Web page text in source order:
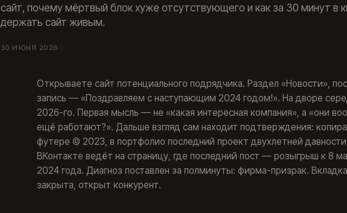
сайт, почему мёртвый блок хуже отсутствующего и как за 30 минут в
держать сайт живым.
30 ИЮНЯ 2026
Открываете сайт потенциального подрядчика. Раздел «Новости»,
запись — «Поздравляем с наступающим 2024 годом!». На дворе
2026-го. Первая мысль — не «какая интересная компания», а «они
ещё работают?». Дальше взгляд сам находит подтверждения:
футере © 2023, в портфолио последний проект двухлетней
ВКонтакте ведёт на страницу, где последний пост — розыгрыш к 8
2024 года. Диагноз поставлен за полминуты: фирма-призрак. Вкладка
закрыта, открыт конкурент.